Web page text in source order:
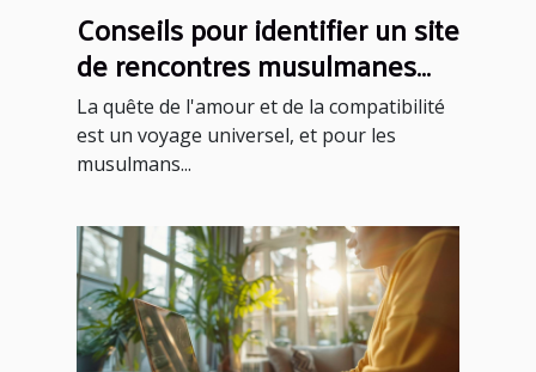
Conseils pour identifier un site
de rencontres musulmanes
fiable et sérieux
La quête de l'amour et de la compatibilité
est un voyage universel, et pour les
musulmans...